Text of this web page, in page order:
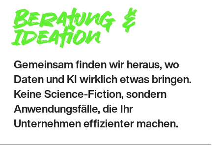
Beratung &
Ideation
Gemeinsam finden wir heraus, wo
Daten und KI wirklich etwas bringen.
Keine Science-Fiction, sondern
Anwendungsfälle, die Ihr
Unternehmen effizienter machen.